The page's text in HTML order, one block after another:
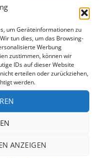
um Geräteinformationen zu
tun dies, um das Browsing-
Werbung
zustimmen, können wir
IDs auf dieser Website
erteilen oder zurückziehen,
werden.
ANZEIGEN